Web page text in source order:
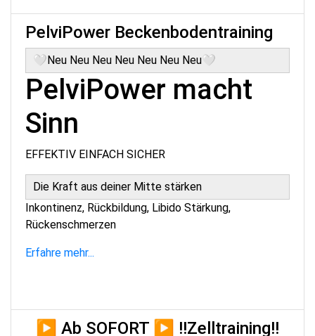
PelviPower Beckenbodentraining
🤍Neu Neu Neu Neu Neu Neu Neu🤍
PelviPower macht
Sinn
EFFEKTIV EINFACH SICHER
Die Kraft aus deiner Mitte stärken
Inkontinenz, Rückbildung, Libido Stärkung,
Rückenschmerzen
Erfahre mehr...
▶ Ab SOFORT ▶ !!Zelltraining!!